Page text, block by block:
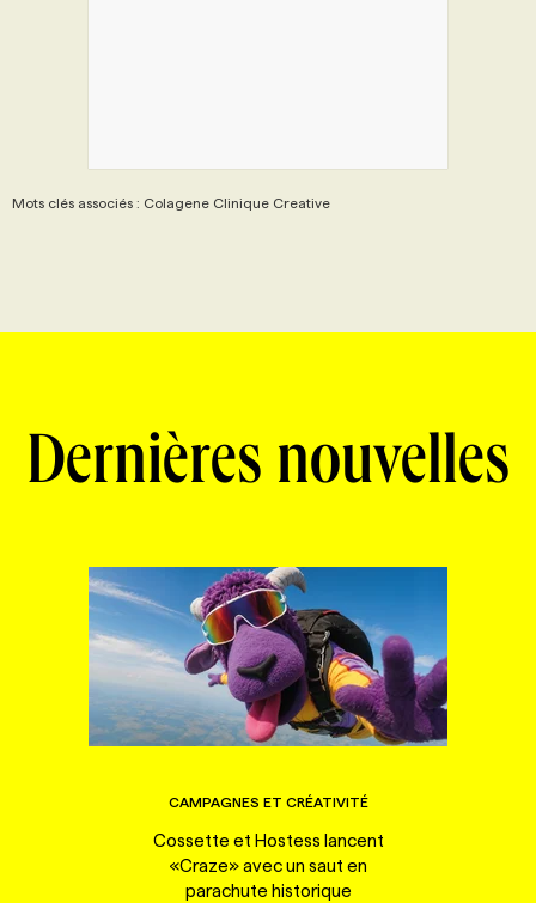
Mots clés associés : Colagene Clinique Creative
Dernières nouvelles
CAMPAGNES ET CRÉATIVITÉ
Cossette et Hostess lancent
«Craze» avec un saut en
parachute historique